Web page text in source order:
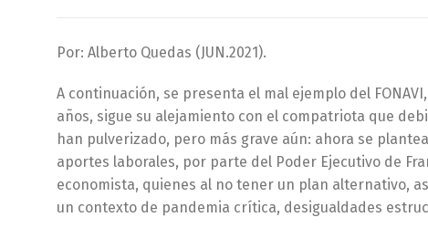
Por: Alberto Quedas (JUN.2021).
A continuación, se presenta el mal ejemplo del
años, sigue su alejamiento con el compatriota que
han pulverizado, pero más grave aún: ahora se
aportes laborales, por parte del Poder Ejecutivo de
economista, quienes al no tener un plan alternativo,
un contexto de pandemia crítica, desigualdades